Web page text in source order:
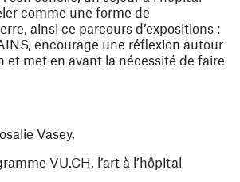
comme une forme de
ainsi ce parcours d’expositions :
encourage une réflexion autour
et met en avant la nécessité de faire
Vasey,
VU.CH, l’art à l’hôpital